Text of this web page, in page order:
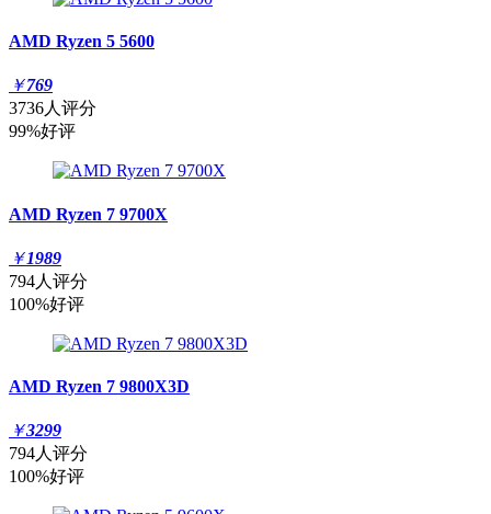
AMD Ryzen 5 5600
￥769
3736人评分
99%好评
AMD Ryzen 7 9700X
￥1989
794人评分
100%好评
AMD Ryzen 7 9800X3D
￥3299
794人评分
100%好评